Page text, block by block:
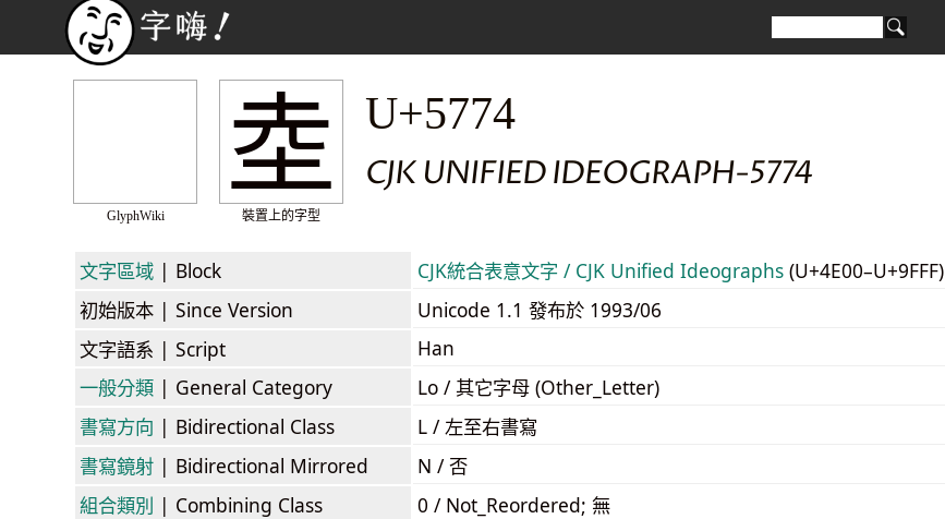
GlyphWiki
坴
裝置上的字型
U+5774
CJK UNIFIED IDEOGRAPH-5774
文字區域 | Block CJK統合表意文字 / CJK Unified Ideographs (U+4E00–U+9FFF)
初始版本 | Since Version
Unicode 1.1 發布於 1993/06
文字語系 | Script
Han
一般分類 | General Category
Lo / 其它字母 (Other_Letter)
書寫方向 | Bidirectional Class
L / 左至右書寫
書寫鏡射 | Bidirectional Mirrored
N / 否
組合類別 | Combining Class
0 / Not_Reordered; 無